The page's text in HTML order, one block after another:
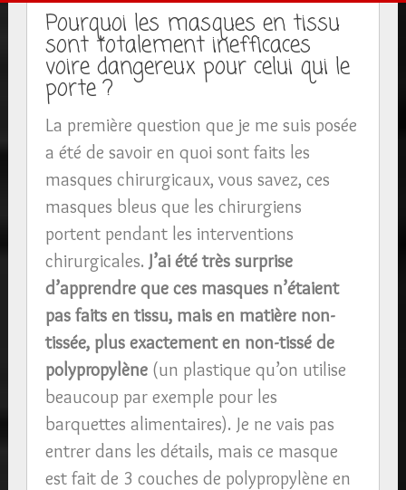
Pourquoi les masques en tissu
sont totalement inefficaces
voire dangereux pour celui qui le
porte ?
La première question que je me suis posée
a été de savoir en quoi sont faits les
masques chirurgicaux, vous savez, ces
masques bleus que les chirurgiens
portent pendant les interventions
chirurgicales. J’ai été très surprise
d’apprendre que ces masques n’étaient
pas faits en tissu, mais en matière non-
tissée, plus exactement en non-tissé de
polypropylène(un plastique qu’on utilise
beaucoup par exemple pour les
barquettes alimentaires). Je ne vais pas
entrer dans les détails, mais ce masque
est fait de 3 couches de polypropylène en